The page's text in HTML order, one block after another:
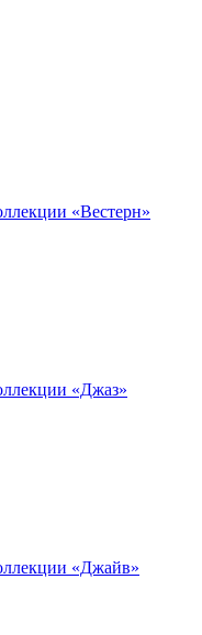
«Вестерн»
«Джаз»
«Джайв»